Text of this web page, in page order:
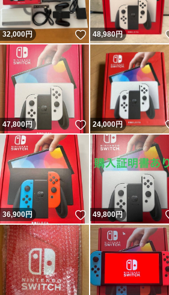
32,000円 いいね！
48,980円
47,800円 いいね！
24,000円
36,900円 いいね！
49,800円